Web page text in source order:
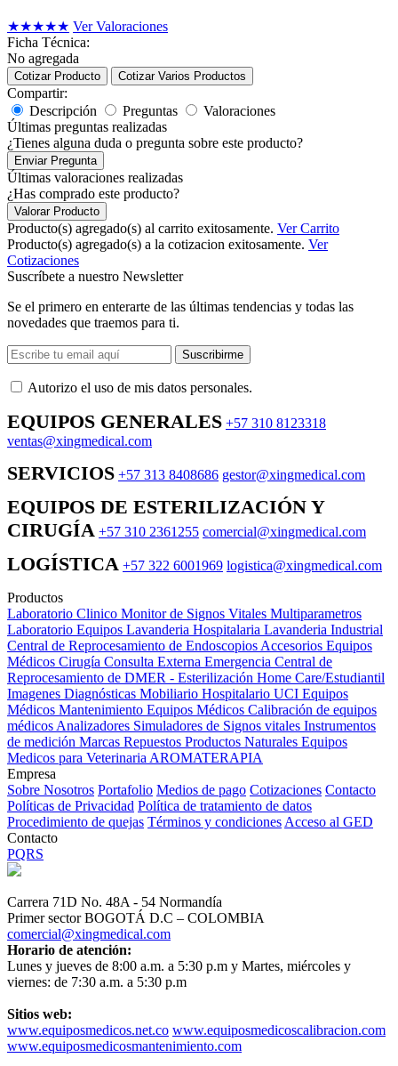
★★★★★ Ver Valoraciones
Ficha Técnica:
No agregada
Cotizar Producto Cotizar Varios Productos
Compartir:
Descripción
Preguntas
Valoraciones
Últimas preguntas realizadas
¿Tienes alguna duda o pregunta sobre este producto?
Enviar Pregunta
Últimas valoraciones realizadas
¿Has comprado este producto?
Valorar Producto
Producto(s) agregado(s) al carrito exitosamente. Ver Carrito
Producto(s) agregado(s) a la cotizacion exitosamente. Ver
Cotizaciones
Suscríbete a nuestro Newsletter
Se el primero en enterarte de las últimas tendencias y todas las
novedades que traemos para ti.
Suscribirme
Autorizo ​​el uso de mis datos personales.
EQUIPOS GENERALES +57 310 8123318
ventas@xingmedical.com
SERVICIOS +57 313 8408686 gestor@xingmedical.com
EQUIPOS DE ESTERILIZACIÓN Y
CIRUGÍA +57 310 2361255 comercial@xingmedical.com
LOGÍSTICA +57 322 6001969 logistica@xingmedical.com
Productos
Laboratorio Clinico Monitor de Signos Vitales Multiparametros
Laboratorio Equipos Lavanderia Hospitalaria Lavanderia Industrial
Central de Reprocesamiento de Endoscopios Accesorios Equipos
Médicos Cirugía Consulta Externa Emergencia Central de
Reprocesamiento de DMER - Esterilización Home Care/Estudiantil
Imagenes Diagnósticas Mobiliario Hospitalario UCI Equipos
Médicos Mantenimiento Equipos Médicos Calibración de equipos
médicos Analizadores Simuladores de Signos vitales Instrumentos
de medición Marcas Repuestos Productos Naturales Equipos
Medicos para Veterinaria AROMATERAPIA
Empresa
Sobre Nosotros Portafolio Medios de pago Cotizaciones Contacto
Políticas de Privacidad Política de tratamiento de datos
Procedimiento de quejas Términos y condiciones Acceso al GED
Contacto
PQRS
Carrera 71D No. 48A - 54 Normandía
Primer sector BOGOTÁ D.C – COLOMBIA
comercial@xingmedical.com
Horario de atención:
Lunes y jueves de 8:00 a.m. a 5:30 p.m y Martes, miércoles y
viernes: de 7:30 a.m. a 5:30 p.m
Sitios web:
www.equiposmedicos.net.co www.equiposmedicoscalibracion.com
www.equiposmedicosmantenimiento.com